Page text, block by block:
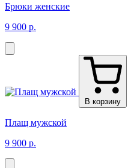
Брюки женские
9 900 р.
В корзину
Плащ мужской
9 900 р.